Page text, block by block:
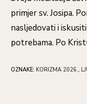
primjer sv. Josipa.
nasljedovati i
potrebama. Po
OZNAKE: KORIZMA 2026.,